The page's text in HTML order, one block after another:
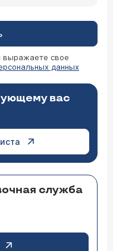
выражаете свое
данных
вас
служба